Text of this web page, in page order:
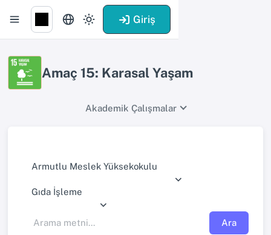
Giriş
Amaç 15: Karasal Yaşam
Akademik Çalışmalar
Armutlu Meslek Yüksekokulu
Gıda İşleme
Ara